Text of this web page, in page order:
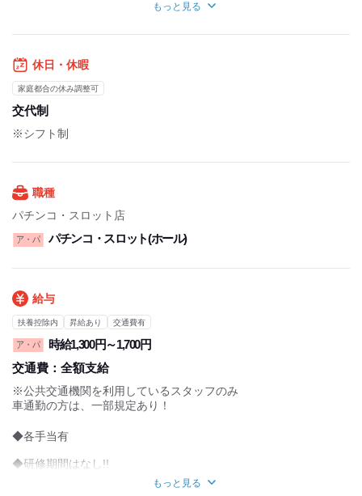
・平均所定労働時間：1カ月当たり56時間
＼フル勤務出来る方、
遅番入れる方積極採用／
▼週1～OK
▼時間・曜日は応相談
▼土日祝のみ勤務もOK
日中働きたい主婦(夫)さん
…08:30～17:00
…11:30～17:00
ガッツリ働きたいフリーターさん
…17:00～00:00
授業が終わってからの学生さん
…17:00～00:00
朝はゆっくりしたい方…
…11:00～19:00
「急に子どもが熱を出して…」
こんな方でも大丈夫☆
お気軽に相談してくださいね!!
もっと見る
休日・休暇
家庭都合の休み調整可
交代制
※シフト制
職種
パチンコ・スロット店
ア・パ パチンコ・スロット(ホール)
給与
扶養控除内 昇給あり 交通費有
ア・パ
時給1,300円～1,700円
交通費： 全額支給
※公共交通機関を利用しているスタッフのみ
車通勤の方は、一部規定あり！
◆各手当有
◆研修期間はなし!!
もっと見る